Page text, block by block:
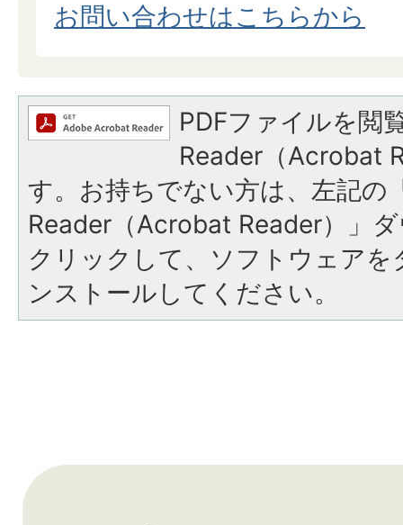
お問い合わせはこちらから
PDFファイルを閲
Reader（Acrobat
す。お持ちでない方は、左記の
Reader（Acrobat Reader）」
クリックして、ソフトウェア
ンストールしてください。